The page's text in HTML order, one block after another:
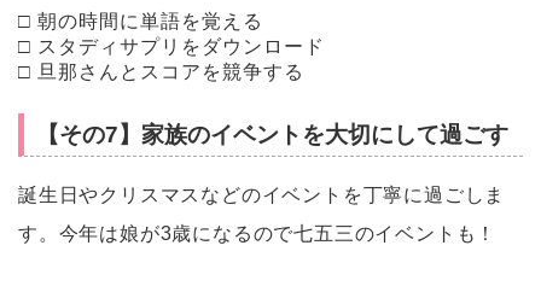
□ 朝の時間に単語を覚える
□ スタディサプリをダウンロード
□ 旦那さんとスコアを競争する
【その7】家族のイベントを大切にして過ごす
誕生日やクリスマスなどのイベントを丁寧に過ごしま
す。今年は娘が3歳になるので七五三のイベントも！